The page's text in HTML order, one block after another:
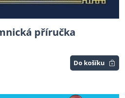
příručka
Do košíku